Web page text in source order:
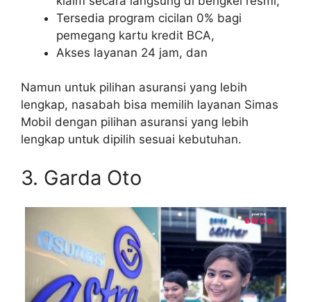
Tersedia program cicilan 0% bagi
pemegang kartu kredit BCA,
Akses layanan 24 jam, dan
Namun untuk pilihan asuransi yang lebih
lengkap, nasabah bisa memilih layanan Simas
Mobil dengan pilihan asuransi yang lebih
lengkap untuk dipilih sesuai kebutuhan.
3. Garda Oto